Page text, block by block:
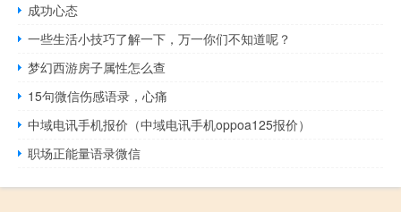
成功心态
​一些生活小技巧了解一下，万一你们不知道呢？
梦幻西游房子属性怎么查
15句微信伤感语录，心痛
中域电讯手机报价（中域电讯手机oppoa125报价）
职场正能量语录微信